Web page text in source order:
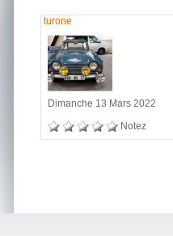
turone
Dimanche 13 Mars 2022
Notez